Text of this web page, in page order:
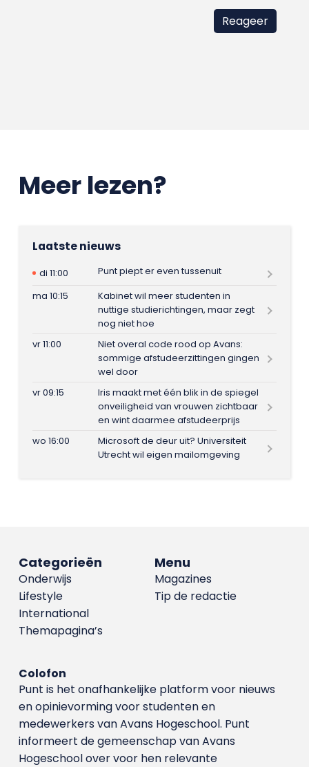
Meer lezen?
Laatste nieuws
di 11:00
Punt piept er even tussenuit
ma 10:15
Kabinet wil meer studenten in
nuttige studierichtingen, maar zegt
nog niet hoe
vr 11:00
Niet overal code rood op Avans:
sommige afstudeerzittingen gingen
wel door
vr 09:15
Iris maakt met één blik in de spiegel
onveiligheid van vrouwen zichtbaar
en wint daarmee afstudeerprijs
wo 16:00
Microsoft de deur uit? Universiteit
Utrecht wil eigen mailomgeving
Menu
Magazines
Tip de redactie
Categorieën
Onderwijs
Lifestyle
International
Themapagina’s
Colofon
Punt is het onafhankelijke platform voor nieuws
en opinievorming voor studenten en
medewerkers van Avans Hoge­school. Punt
informeert de gemeenschap van Avans
Hogeschool over voor hen relevante